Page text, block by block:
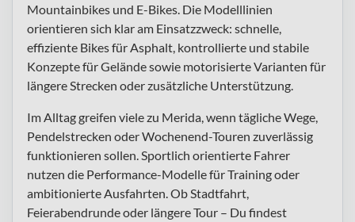
Mountainbikes und E-Bikes. Die Modelllinien
orientieren sich klar am Einsatzzweck: schnelle,
effiziente Bikes für Asphalt, kontrollierte und stabile
Konzepte für Gelände sowie motorisierte Varianten für
längere Strecken oder zusätzliche Unterstützung.
Im Alltag greifen viele zu Merida, wenn tägliche Wege,
Pendelstrecken oder Wochenend-Touren zuverlässig
funktionieren sollen. Sportlich orientierte Fahrer
nutzen die Performance-Modelle für Training oder
ambitionierte Ausfahrten. Ob Stadtfahrt,
Feierabendrunde oder längere Tour – Du findest